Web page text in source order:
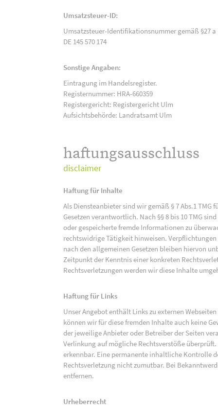
Umsatzsteuer-ID:
Umsatzsteuer-Identifikationsnummer gemäß §27 a
DE 145 570 174
Sonstige Angaben:
Eintragung im Handelsregister.
Registernummer: HRA-660359
Registergericht: Registergericht Ulm
Aufsichtsbehörde: Landratsamt Ulm
haftungsausschluss
disclaimer
Haftung für Inhalte
Als Diensteanbieter sind wir gemäß § 7 Abs.1
Gesetzen verantwortlich. Nach §§ 8 bis 10 TMG
oder gespeicherte fremde Informationen zu
rechtswidrige Tätigkeit hinweisen.
nach den allgemeinen Gesetzen bleiben hiervon
Zeitpunkt der Kenntnis einer konkreten
Rechtsverletzungen werden wir diese Inhalte
Haftung für Links
Unser Angebot enthält Links zu externen
können wir für diese fremden Inhalte auch keine
der jeweilige Anbieter oder Betreiber der Seiten
Verlinkung auf mögliche Rechtsverstöße
erkennbar. Eine permanente inhaltliche Kontrolle
Rechtsverletzung nicht zumutbar. Bei
entfernen.
Urheberrecht